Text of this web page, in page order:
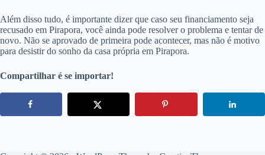
Além disso tudo, é importante dizer que caso seu financiamento seja
recusado em Pirapora, você ainda pode resolver o problema e tentar de
novo. Não se aprovado de primeira pode acontecer, mas não é motivo
para desistir do sonho da casa própria em Pirapora.
Compartilhar é se importar!